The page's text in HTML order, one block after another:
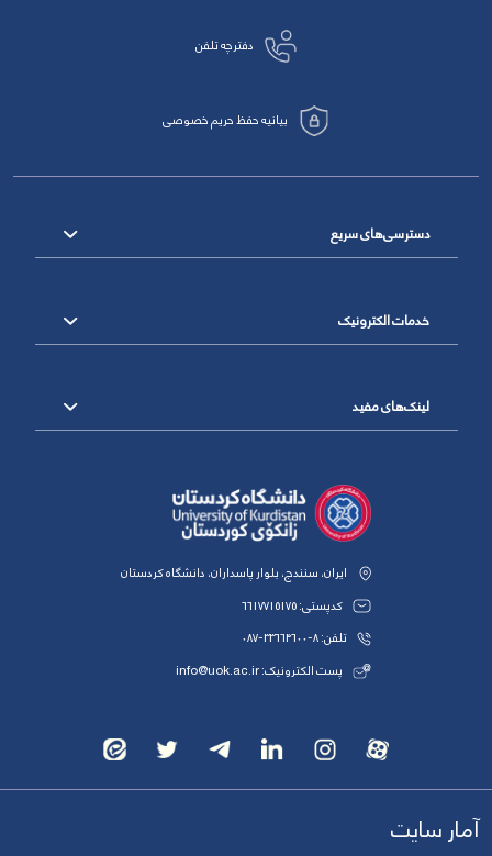
دفترچه تلفن
بیانیه حفظ حریم خصوصی
دسترسی‌های سریع
خدمات الکترونیک
لینک‌های مفید
ایران، سنندج، بلوار پاسداران، دانشگاه کردستان
کدپستی: 6617715175
تلفن: 8-33664600-087
پست الکترونیک: info@uok.ac.ir
آمار سایت